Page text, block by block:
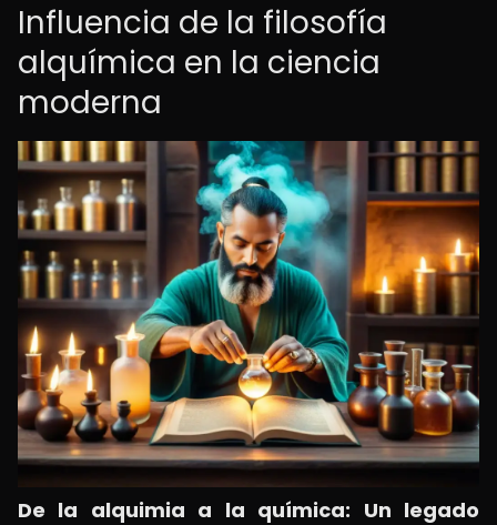
Influencia de la filosofía
alquímica en la ciencia
moderna
De la alquimia a la química: Un legado